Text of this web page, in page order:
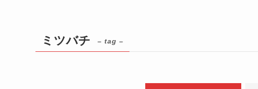
ミツバチ – tag –